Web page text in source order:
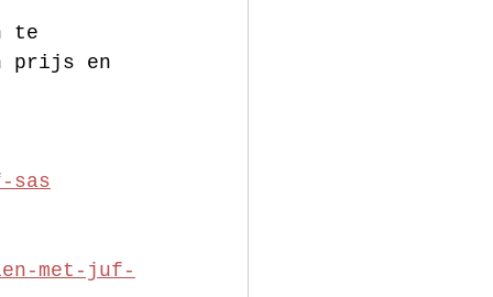
te
prijs en
sas
met-juf-